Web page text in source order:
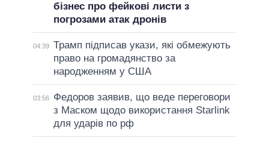
бізнес про фейкові листи з
погрозами атак дронів
04:39 Трамп підписав укази, які обмежують
право на громадянство за
народженням у США
03:56
Федоров заявив, що веде переговори
з Маском щодо використання Starlink
для ударів по рф